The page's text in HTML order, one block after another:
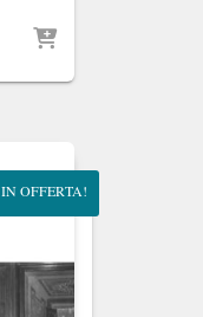
IN OFFERTA!